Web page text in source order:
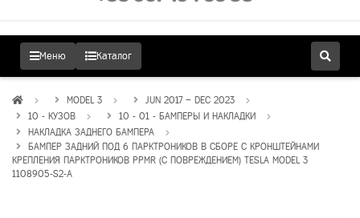
Меню Каталог
MODEL 3
JUN 2017 – DEC 2023
10 - КУЗОВ
10 - 01 - БАМПЕРЫ И НАКЛАДКИ
НАКЛАДКА ЗАДНЕГО БАМПЕРА
БАМПЕР ЗАДНИЙ ПОД 6 ПАРКТРОНИКОВ В СБОРЕ С КРОНШТЕЙНАМИ
КРЕПЛЕНИЯ ПАРКТРОНИКОВ PPMR (С ПОВРЕЖДЕНИЕМ) TESLA MODEL 3
1108905-S2-A